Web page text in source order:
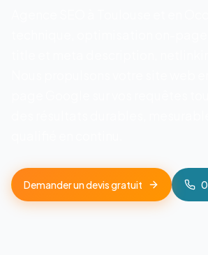
Demander un devis gratuit